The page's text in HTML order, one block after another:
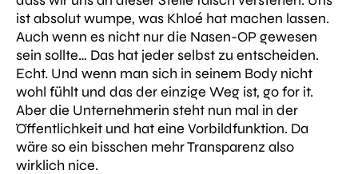
ist absolut wumpe, was Khloé hat machen lassen.
Auch wenn es nicht nur die Nasen-OP gewesen
sein sollte… Das hat jeder selbst zu entscheiden.
Echt. Und wenn man sich in seinem Body nicht
wohl fühlt und das der einzige Weg ist, go for it.
Aber die Unternehmerin steht nun mal in der
Öffentlichkeit und hat eine Vorbildfunktion. Da
wäre so ein bisschen mehr Transparenz also
wirklich nice.